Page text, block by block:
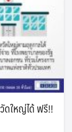
ดใหญ่ได้ ฟรี!!